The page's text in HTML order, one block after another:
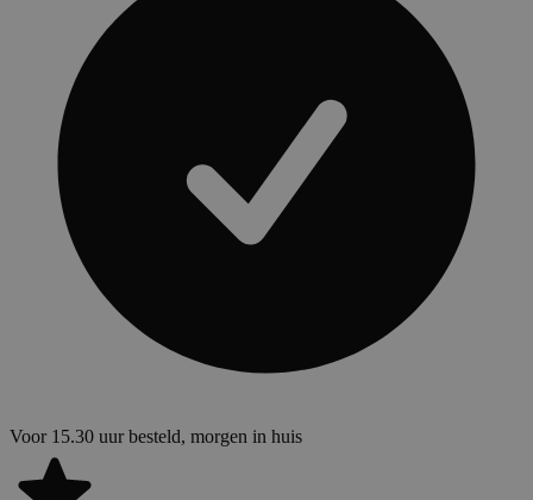
Voor 15.30 uur besteld, morgen in huis